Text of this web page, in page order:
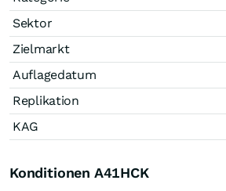
Sektor
Zielmarkt
Auflagedatum
Replikation
KAG
Konditionen A41HCK